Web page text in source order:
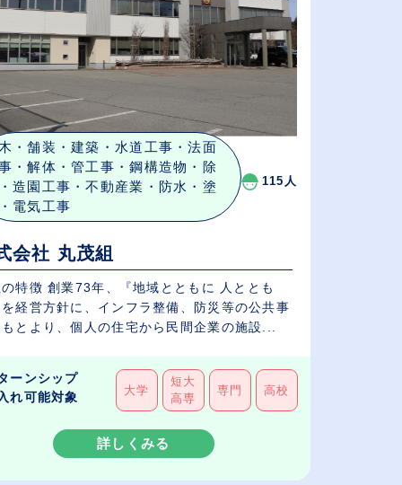
・舗装・建築・水道工事・法面
・解体・管工事・鋼構造物・除
造園工事・不動産業・防水・塗
電気工事
115人
会社 丸茂組
年、『地域とともに 人ととも
を経営方針に、インフラ整備、防災等の公共事
とより、個人の住宅から民間企業の施設...
ーンシップ
れ可能対象
大学
短大
高専
専門 高校
詳しくみる